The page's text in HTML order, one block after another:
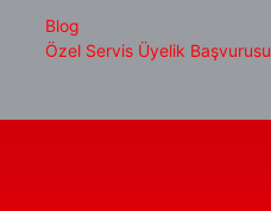
Blog
Özel Servis Üyelik Başvurusu